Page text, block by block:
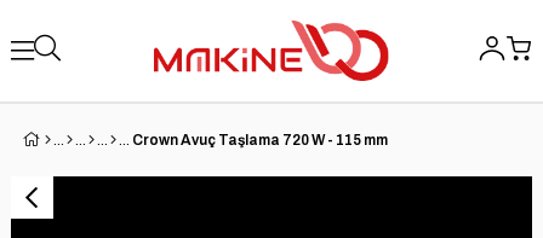
Crown Avuç Taşlama 720 W - 115 mm